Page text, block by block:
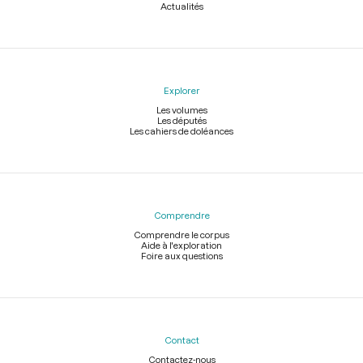
Actualités
Explorer
Les volumes
Les députés
Les cahiers de doléances
Comprendre
Comprendre le corpus
Aide à l'exploration
Foire aux questions
Contact
Contactez-nous